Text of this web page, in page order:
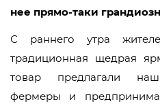
нее прямо-таки
С раннего утра
традиционная щедрая
товар предлагали
фермеры и